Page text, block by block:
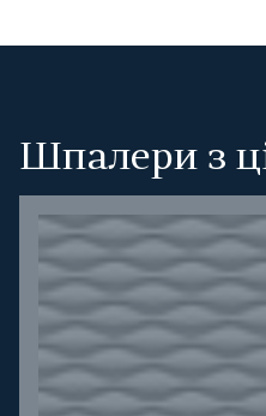
Шпалери з